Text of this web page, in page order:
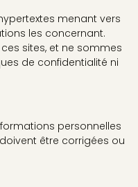
menant vers
les concernant.
sites, et ne sommes
de confidentialité ni
personnelles
être corrigées ou